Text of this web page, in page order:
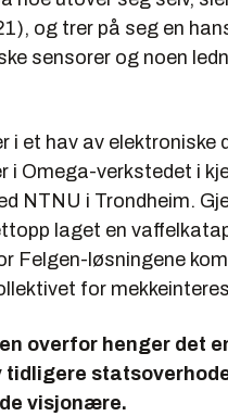
og trer på seg en
sensorer og noen
i et hav av elektroniske
i Omega-verkstedet i
NTNU i Trondheim.
laget en
Felgen-løsningene
for
overfor henger det
tidligere
visjonære.